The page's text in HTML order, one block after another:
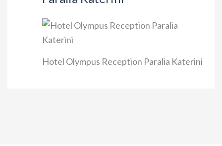
Hotel Olympus Reception Paralia Katerini